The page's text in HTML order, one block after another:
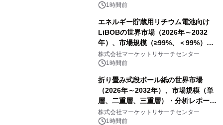
他）・分析レポートを発表
1時間前
エネルギー貯蔵用リチウム電池向け
LiBOBの世界市場（2026年～2032
年）、市場規模（≥99%、＜99%）・
分析レポートを発表
株式会社マーケットリサーチセンター
1時間前
折り畳み式段ボール紙の世界市場
（2026年～2032年）、市場規模（単
層、二重層、三重層）・分析レポート
を発表
株式会社マーケットリサーチセンター
1時間前